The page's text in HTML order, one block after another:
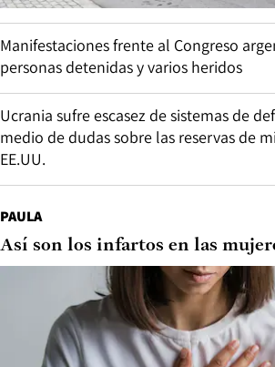
Manifestaciones frente al Congreso
personas detenidas y varios heridos
Ucrania sufre escasez de sistemas de
medio de dudas sobre las reservas de
EE.UU.
PAULA
Así son los infartos en las